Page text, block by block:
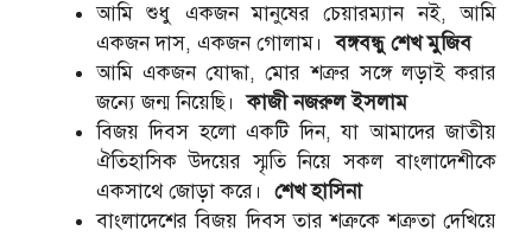
আমি শুধু একজন মানুষের চেয়ারম্যান নই, আমি
একজন দাস, একজন গোলাম।বঙ্গবন্ধু শেখ মুজিব
আমি একজন যোদ্ধা, মোর শত্রুর সঙ্গে লড়াই করার
জন্যে জন্ম নিয়েছি।কাজী নজরুল ইসলাম
বিজয় দিবস হলো একটি দিন, যা আমাদের জাতীয়
ঐতিহাসিক উদয়ের স্মৃতি নিয়ে সকল বাংলাদেশীকে
একসাথে জোড়া করে। শেখ হাসিনা
বাংলাদেশের বিজয় দিবস তার শত্রুকে শত্রুতা দেখিয়ে